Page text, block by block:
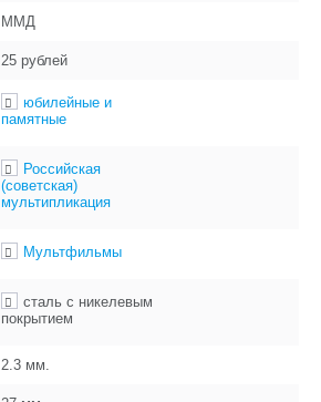
ММД
25 рублей
юбилейные и
памятные
Российская
(советская)
мультипликация
Мультфильмы
сталь с никелевым
покрытием
2.3 мм.